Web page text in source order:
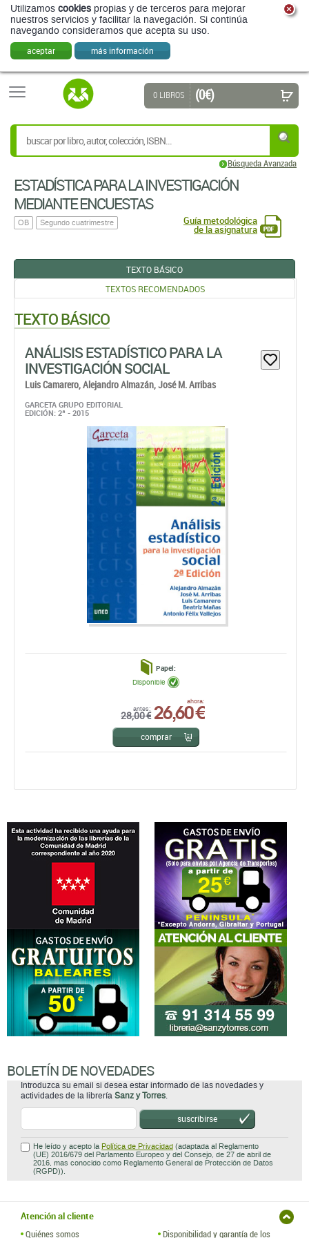
Utilizamos cookies propias y de terceros para mejorar
nuestros servicios y facilitar la navegación. Si continúa
navegando consideramos que acepta su uso.
aceptar más información
Búsqueda Avanzada
0 LIBROS (0 €)
ESTADÍSTICA PARA LA INVESTIGACIÓN
MEDIANTE ENCUESTAS
OB Segundo cuatrimestre Guía metodológica
de la asignatura
TEXTO BÁSICO
TEXTOS RECOMENDADOS
TEXTO BÁSICO
ANÁLISIS ESTADÍSTICO PARA LA
INVESTIGACIÓN SOCIAL
Luis Camarero,Alejandro Almazán,José M. Arribas
GARCETA GRUPO EDITORIAL
EDICIÓN: 2ª - 2015
Papel:
antes:
28,00 €
ahora:
26,60 €
Disponible
comprar
BOLETÍN DE NOVEDADES
Introduzca su email si desea estar informado de las novedades y
actividades de la librería Sanz y Torres
suscribirse
He leído y acepto la Política de Privacidad (adaptada al Reglamento
(UE) 2016/679 del Parlamento Europeo y del Consejo, de 27 de abril de
2016, mas conocido como Reglamento General de Protección de Datos
(RGPD)).
Atención al cliente
Quiénes somos
Disponibilidad y garantía de los